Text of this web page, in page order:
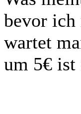
bevor ich
wartet
um 5€ ist